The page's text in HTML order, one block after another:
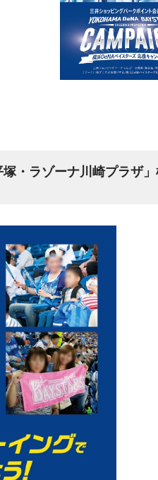
・ラゾーナ川崎プラザ